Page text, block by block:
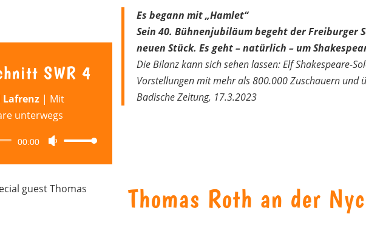
SWR 4
Lafrenz| Mit
unterwegs
Audio-
00:00
Pfeiltasten
um
Es begann mit „Hamlet“
Sein 40. Bühnenjubiläum begeht der Freiburger
neuen Stück. Es geht – natürlich – um
Die Bilanz kann sich sehen lassen: Elf Shakespeare-
Vorstellungen mit mehr als 800.000 Zuschauern
Badische Zeitung, 17.3.2023
guest Thomas
Thomas Roth an der